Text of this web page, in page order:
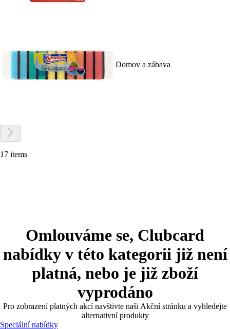
Domov a zábava
17 items
Omlouváme se, Clubcard
nabídky v této kategorii již není
platná, nebo je již zboží
vyprodáno
Pro zobrazení platných akcí navštivte naši Akční stránku a vyhledejte
alternativní produkty
Speciální nabídky